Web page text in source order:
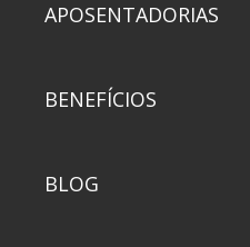
APOSENTADORIAS
BENEFÍCIOS
BLOG